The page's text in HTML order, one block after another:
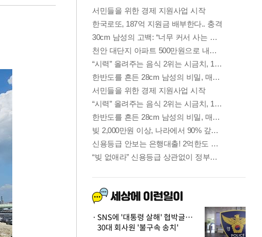
SNS에 '대통령 살해' 협박글…
30대 회사원 '불구속 송치'